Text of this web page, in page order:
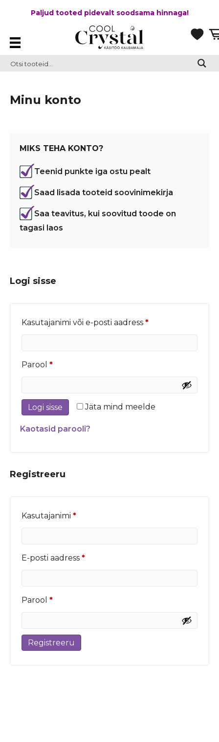
Paljud tooted pidevalt soodsama hinnaga!
Minu konto
MIKS TEHA KONTO?
Teenid punkte iga ostu pealt
Saad lisada tooteid soovinimekirja
Saa teavitus, kui soovitud toode on
tagasi laos
Logi sisse
Kasutajanimi või e-posti aadress *Nõutud
Parool *Nõutud
Jäta mind meelde
Logi sisse
Kaotasid parooli?
Registreeru
Kasutajanimi *Nõutud
E-posti aadress *Nõutud
Parool *Nõutud
Registreeru